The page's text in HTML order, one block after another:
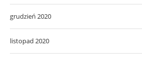
grudzień 2020
listopad 2020